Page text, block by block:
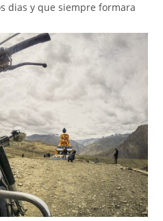
dias y que siempre formara